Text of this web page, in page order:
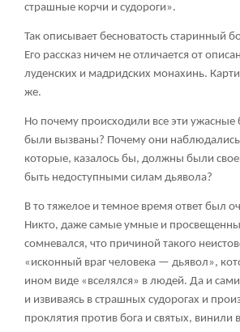
страшные корчи и судороги».
Так описывает бесноватость старинный
Его рассказ ничем не отличается от
луденских и мадридских монахинь.
же.
Но почему происходили все эти ужасные
были вызваны? Почему они
которые, казалось бы, должны были
быть недоступными силам дьявола?
В то тяжелое и темное время ответ был
Никто, даже самые умные и
сомневался, что причиной такого
«исконный враг человека — дьявол»,
ином виде «вселялся» в людей. Да и
и извиваясь в страшных судорогах и
проклятия против бога и святых, винили